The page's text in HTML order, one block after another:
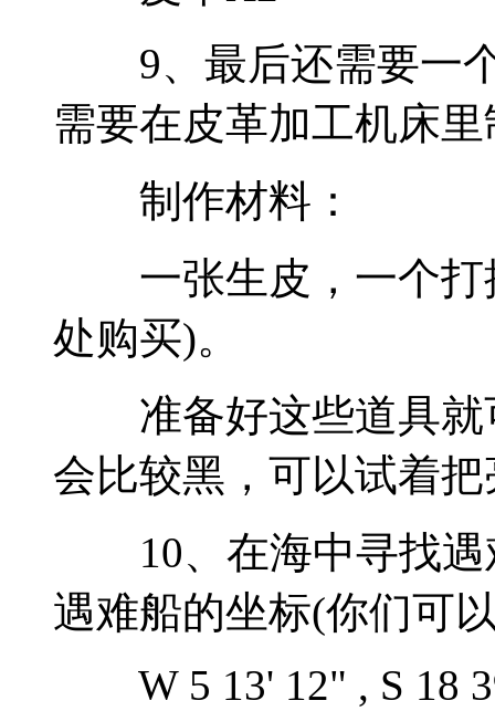
9、最后还需要一个
需要在皮革加工机床里
制作材料：
一张生皮，一个打
处购买)。
准备好这些道具就
会比较黑，可以试着
10、在海中寻找遇
遇难船的坐标(你们可
W 5 13' 12" , S 18